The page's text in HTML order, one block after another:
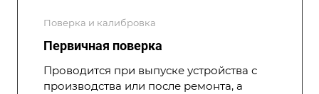
Поверка и калибровка
Первичная поверка
Проводится при выпуске устройства с
производства или после ремонта, а